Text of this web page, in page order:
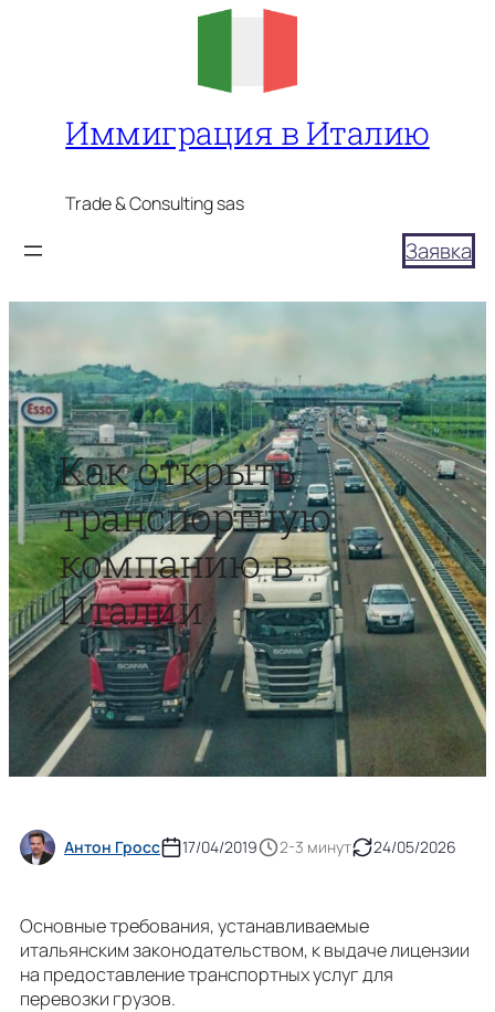
Иммиграция в Италию
Trade & Consulting sas
Заявка
Как открыть
транспортную
компанию в
Италии
Антон Гросс 17/04/2019 2-3 минут 24/05/2026
Основные требования, устанавливаемые
итальянским законодательством, к выдаче лицензии
на предоставление транспортных услуг для
перевозки грузов.